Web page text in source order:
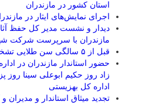
استان کشور در مازندران
اجرای نمایش‌های ایثار در
دیدار و نشست مدیر کل حفظ
مازندران با سرپرست شرکت
قبل از ۵ سالگی سن طلایی تشخیص و درمان تنبلی چشم
حضور استاندار مازندران در
زاد روز حکیم ابوعلی سینا
اداره کل بهزیستی
تجدید میثاق استاندار و مدیران و